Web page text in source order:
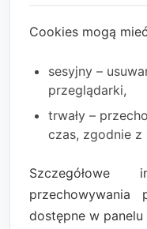
Cookies mogą
sesyjny –
przeglądarki,
trwały –
czas, zgodnie z
przechowywania
dostępne w